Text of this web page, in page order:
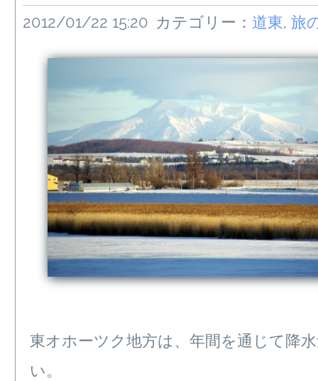
2012/01/22 15:20 カテゴリー： 道東, 旅
東オホーツク地方は、年間を通じて降
い。